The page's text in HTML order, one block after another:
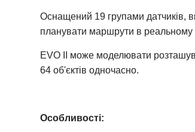
Оснащений 19 групами датчиків,
планувати маршрути в реальному
EVO II може моделювати
64 об'єктів одночасно.
Особливості: